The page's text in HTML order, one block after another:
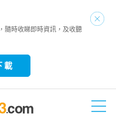
時收睇即時資訊，及收聽
載